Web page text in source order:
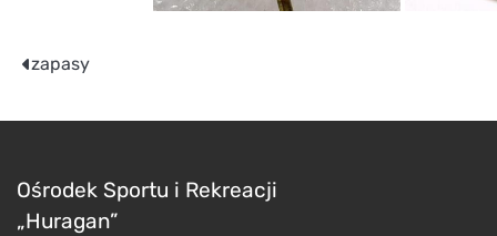
Nawigacja
zapasy
Ośrodek Sportu i Rekreacji
„Huragan”